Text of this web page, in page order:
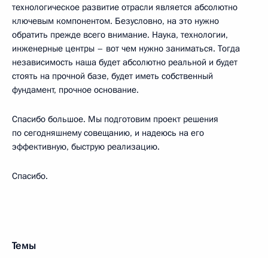
технологическое развитие отрасли является абсолютно
ключевым компонентом. Безусловно, на это нужно
обратить прежде всего внимание. Наука, технологии,
инженерные центры – вот чем нужно заниматься. Тогда
независимость наша будет абсолютно реальной и будет
стоять на прочной базе, будет иметь собственный
фундамент, прочное основание.
Спасибо большое. Мы подготовим проект решения
по сегодняшнему совещанию, и надеюсь на его
эффективную, быструю реализацию.
Спасибо.
Темы